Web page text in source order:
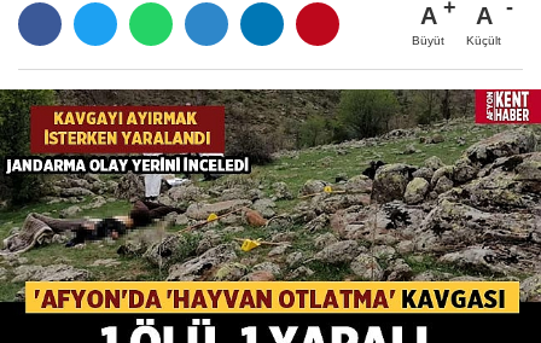
A
Büyüt
A
Küçült